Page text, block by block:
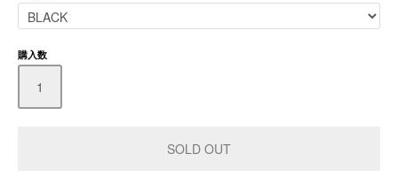
購入数